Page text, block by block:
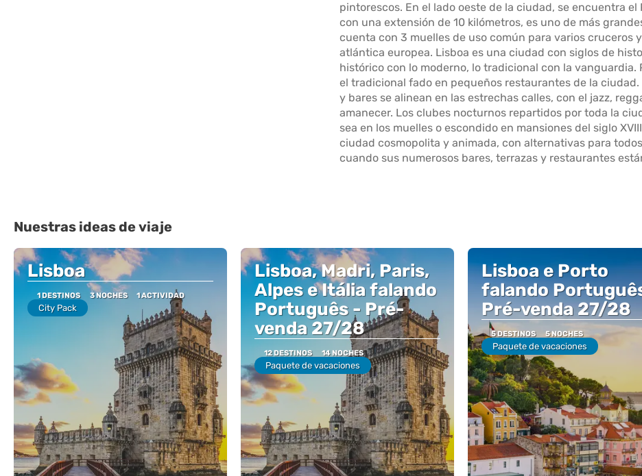
pintorescos. En el lado oeste de la ciudad, se encuentra
con una extensión de 10 kilómetros, es uno de más
cuenta con 3 muelles de uso común para varios cruceros
atlántica europea. Lisboa es una ciudad con siglos de
histórico con lo moderno, lo tradicional con la
el tradicional fado en pequeños restaurantes de la
y bares se alinean en las estrechas calles, con el jazz,
amanecer. Los clubes nocturnos repartidos por toda la
sea en los muelles o escondido en mansiones del siglo
ciudad cosmopolita y animada, con alternativas para
cuando sus numerosos bares, terrazas y restaurantes
Nuestras ideas de viaje
Lisboa
1 DESTINOS 3 NOCHES 1 ACTIVIDAD
City Pack
Lisboa, Madri, Paris,
Alpes e Itália falando
Português - Pré-
venda 27/28
12 DESTINOS 14 NOCHES
Paquete de vacaciones
Lisboa e Porto
falando
Pré-venda 27/28
5 DESTINOS 5 NOCHES
Paquete de vacaciones